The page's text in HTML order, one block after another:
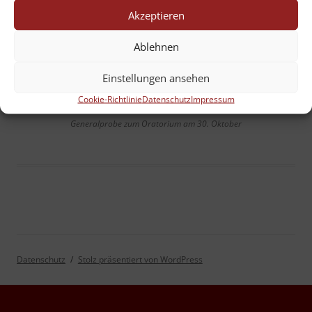
Akzeptieren
Ablehnen
Einstellungen ansehen
Cookie-RichtlinieDatenschutzImpressum
Generalprobe zum Oratorium am 30. Oktober
Datenschutz Stolz präsentiert von WordPress